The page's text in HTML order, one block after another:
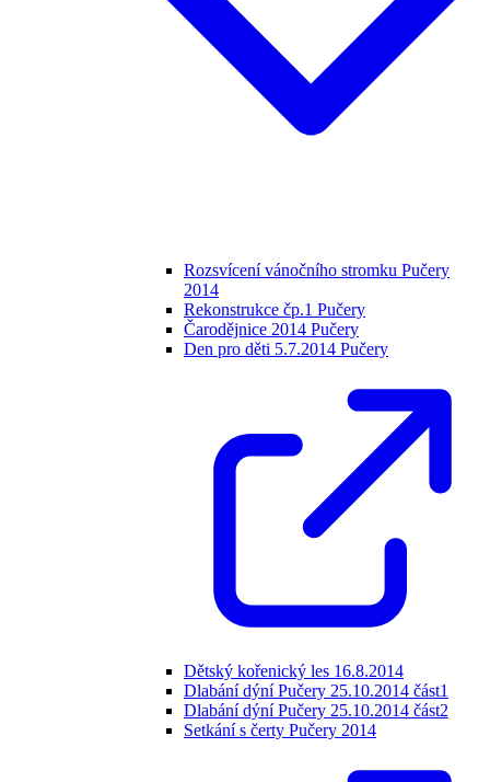
Rozsvícení vánočního stromku Pučery
2014
Rekonstrukce čp.1 Pučery
Čarodějnice 2014 Pučery
Den pro děti 5.7.2014 Pučery
Dětský kořenický les 16.8.2014
Dlabání dýní Pučery 25.10.2014 část1
Dlabání dýní Pučery 25.10.2014 část2
Setkání s čerty Pučery 2014